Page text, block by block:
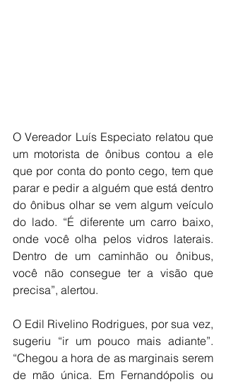
O Vereador Luís Especiato relatou que
um motorista de ônibus contou a ele
que por conta do ponto cego, tem que
parar e pedir a alguém que está dentro
do ônibus olhar se vem algum veículo
do lado. “É diferente um carro baixo,
onde você olha pelos vidros laterais.
Dentro de um caminhão ou ônibus,
você não consegue ter a visão que
precisa”, alertou.
O Edil Rivelino Rodrigues, por sua vez,
sugeriu “ir um pouco mais adiante”.
“Chegou a hora de as marginais serem
de mão única. Em Fernandópolis ou